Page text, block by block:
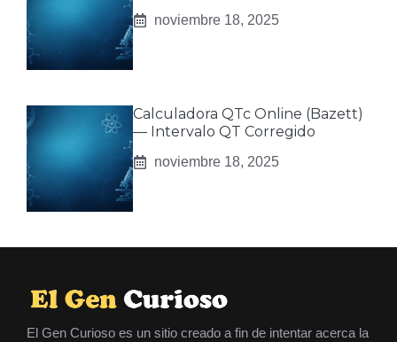
noviembre 18, 2025
Calculadora QTc Online (Bazett)
— Intervalo QT Corregido
noviembre 18, 2025
El Gen Curioso es un sitio creado a fin de intentar acerca la